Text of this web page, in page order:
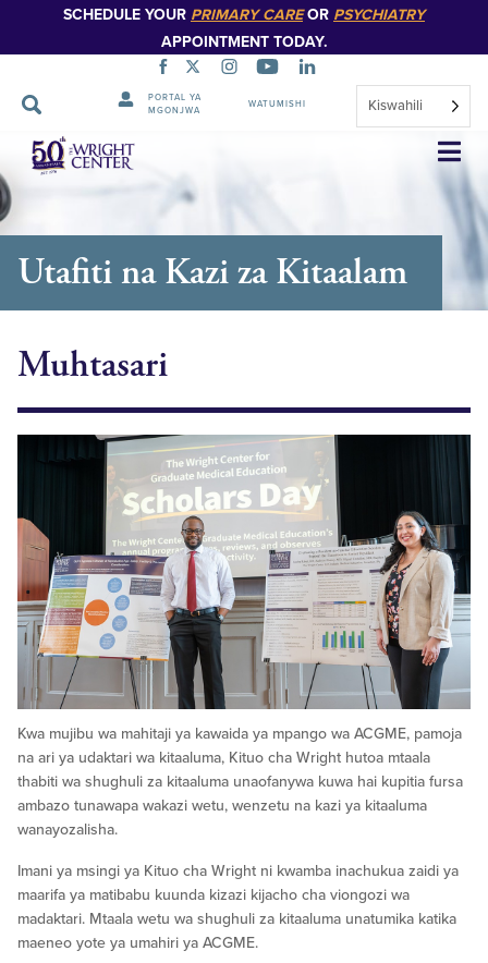
SCHEDULE YOUR PRIMARY CAREOR PSYCHIATRY
APPOINTMENT TODAY.
PORTAL YA
MGONJWA
WATUMISHI Kiswahili
Ruka
Urambazaji
Utafiti na Kazi za Kitaalam
Muhtasari
Kwa mujibu wa mahitaji ya kawaida ya mpango wa ACGME, pamoja
na ari ya udaktari wa kitaaluma, Kituo cha Wright hutoa mtaala
thabiti wa shughuli za kitaaluma unaofanywa kuwa hai kupitia fursa
ambazo tunawapa wakazi wetu, wenzetu na kazi ya kitaaluma
wanayozalisha.
Imani ya msingi ya Kituo cha Wright ni kwamba inachukua zaidi ya
maarifa ya matibabu kuunda kizazi kijacho cha viongozi wa
madaktari. Mtaala wetu wa shughuli za kitaaluma unatumika katika
maeneo yote ya umahiri ya ACGME.